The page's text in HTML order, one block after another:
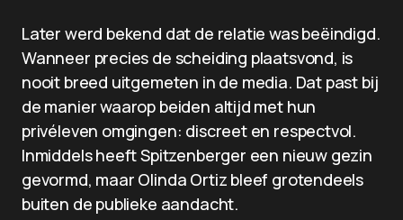
Later werd bekend dat de relatie was beëindigd.
Wanneer precies de scheiding plaatsvond, is
nooit breed uitgemeten in de media. Dat past bij
de manier waarop beiden altijd met hun
privéleven omgingen: discreet en respectvol.
Inmiddels heeft Spitzenberger een nieuw gezin
gevormd, maar Olinda Ortiz bleef grotendeels
buiten de publieke aandacht.